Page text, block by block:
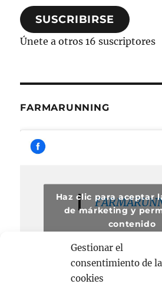
Gestionar el
consentimiento de
cookies
correo
electrónico
SUSCRIBIRSE
Únete a otros 16 suscriptores
FARMARUNNING
Haz clic para aceptar
de márketing y
contenido